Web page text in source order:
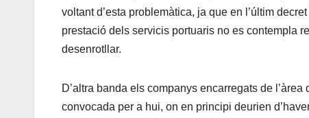
voltant d’esta problemàtica, ja que en l’últim
prestació dels servicis portuaris no es contempla
desenrotllar.
D’altra banda els companys encarregats de
convocada per a hui, on en principi deurien